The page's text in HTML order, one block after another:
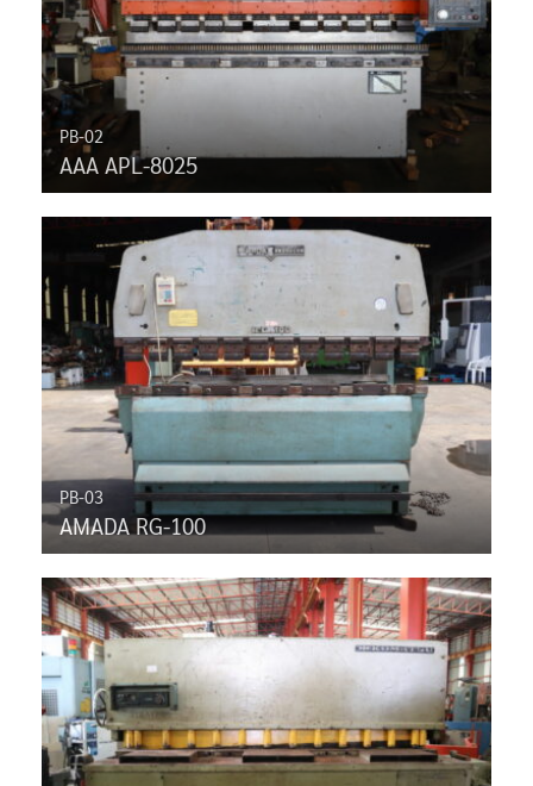
PB-02
AAA APL-8025
PB-03
AMADA RG-100